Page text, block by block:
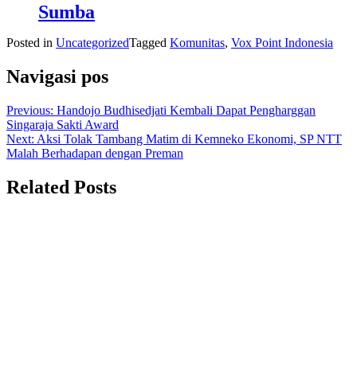
Sumba
Posted in UncategorizedTagged Komunitas, Vox Point Indonesia
Navigasi pos
Previous: Handojo Budhisedjati Kembali Dapat Pengharggan
Singaraja Sakti Award
Next: Aksi Tolak Tambang Matim di Kemneko Ekonomi, SP NTT
Malah Berhadapan dengan Preman
Related Posts